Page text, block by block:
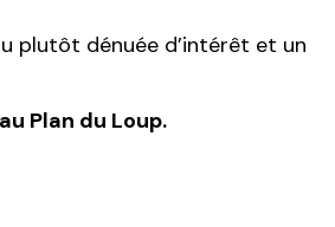
plutôt dénuée d’intérêt et un
au Plan du Loup.